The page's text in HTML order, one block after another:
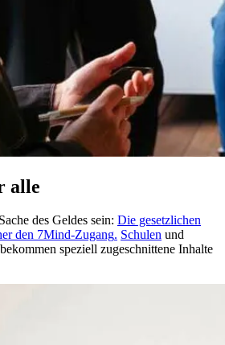
alle
des Geldes sein: Die gesetzlichen
den 7Mind-Zugang. Schulen und
bekommen speziell zugeschnittene Inhalte